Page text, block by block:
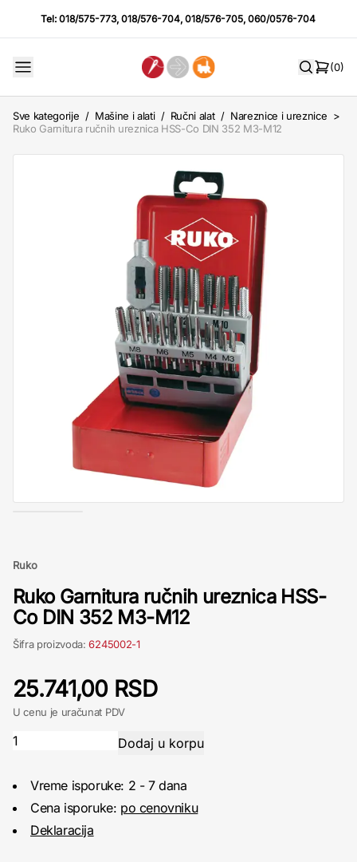
Tel:018/575-773,018/576-704,018/576-705,060/0576-704
(0)
Sve kategorije / Mašine i alati / Ručni alat / Nareznice i ureznice >
Ruko Garnitura ručnih ureznica HSS-Co DIN 352 M3-M12
Ruko
Ruko Garnitura ručnih ureznica HSS-
Co DIN 352 M3-M12
Šifra proizvoda:6245002-1
25.741,00 RSD
U cenu je uračunat PDV
Vreme isporuke: 2 - 7 dana
Cena isporuke: po cenovniku
Deklaracija